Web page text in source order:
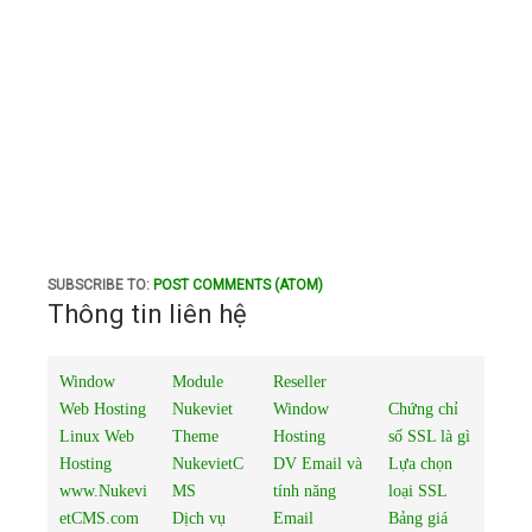
SUBSCRIBE TO: POST COMMENTS (ATOM)
Thông tin liên hệ
Window
Web Hosting
Linux Web
Hosting
www.Nukevi
etCMS.com
Module
Nukeviet
Theme
NukevietC
MS
Dịch vụ
Reseller
Window
Hosting
DV Email và
tính năng
Email
Chứng chỉ
số SSL là gì
Lựa chọn
loại SSL
Bảng giá